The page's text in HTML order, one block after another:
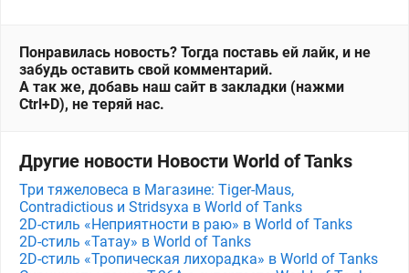
Понравилась новость? Тогда поставь ей лайк, и не
забудь оставить свой комментарий.
А так же, добавь наш сайт в закладки (нажми
Ctrl+D), не теряй нас.
Другие новости Новости World of Tanks
Три тяжеловеса в Магазине: Tiger-Maus,
Contradictious и Stridsyxa в World of Tanks
2D-стиль «Неприятности в раю» в World of Tanks
2D-стиль «Татау» в World of Tanks
2D-стиль «Тропическая лихорадка» в World of Tanks